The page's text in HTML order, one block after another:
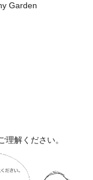
Garden
解ください。